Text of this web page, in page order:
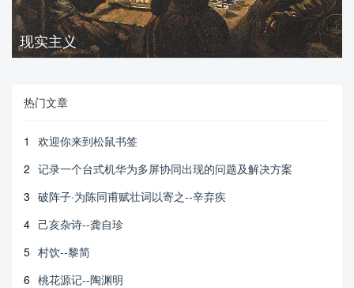
现实主义
热门文章
1
欢迎你来到松鼠书签
2 记录一个台式机华为多屏协同出现的问题及解决方案
3 破阵子·为陈同甫赋壮词以寄之--辛弃疾
4 己亥杂诗--龚自珍
5 村饮--黎简
6 桃花源记--陶渊明